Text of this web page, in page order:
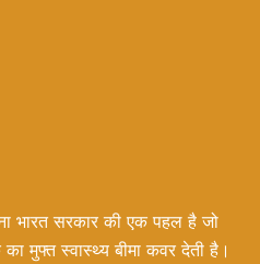
भारत सरकार की एक पहल है जो
मुफ्त स्वास्थ्य बीमा कवर देती है।